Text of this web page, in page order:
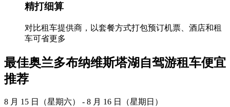
精打细算
对比租车提供商，以套餐方式打包预订机票、酒店和租
车可省更多
最佳奥兰多布纳维斯塔湖自驾游租车便宜
推荐
8 月 15 日（星期六） - 8 月 16 日（星期日）